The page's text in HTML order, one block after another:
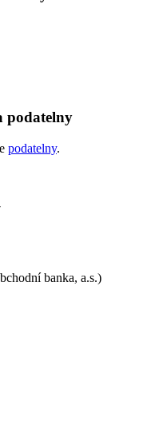
podatelny
podatelny.
banka, a.s.)